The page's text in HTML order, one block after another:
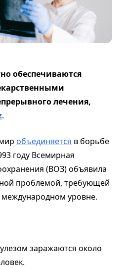
обеспечиваются
лечения,
.
объединяется в борьбе
году Всемирная
(ВОЗ) объявила
проблемой, требующей
международном уровне.
заражаются около